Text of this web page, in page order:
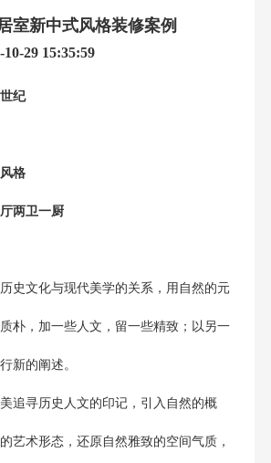
室新中式风格装修案例
29 15:35:59
纪
格
两卫一厨
史文化与现代美学的关系，用自然的元
朴，加一些人文，留一些精致；以另一
新的阐述。
追寻历史人文的印记，引入自然的概
艺术形态，还原自然雅致的空间气质，